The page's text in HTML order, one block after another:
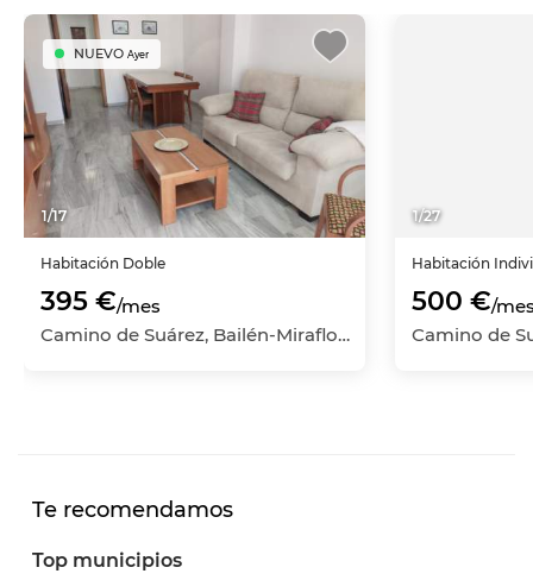
1/17
NUEVO Ayer
Habitación Doble
395 €/mes
Camino de Suárez, Bailén-Miraflores, Málaga Capital, Málaga
1/27
Habitación
500 €/
Te recomendamos
Top municipios